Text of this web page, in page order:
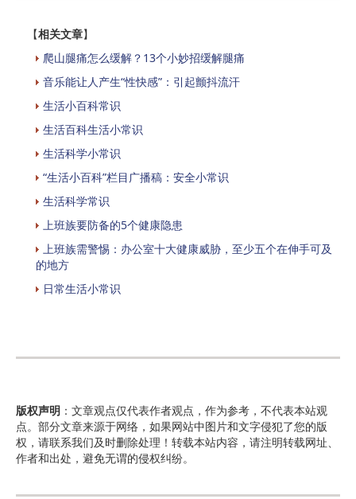
【相关文章】
爬山腿痛怎么缓解？13个小妙招缓解腿痛
音乐能让人产生“性快感”：引起颤抖流汗
生活小百科常识
生活百科生活小常识
生活科学小常识
“生活小百科”栏目广播稿：安全小常识
生活科学常识
上班族要防备的5个健康隐患
上班族需警惕：办公室十大健康威胁，至少五个在伸手可及
的地方
日常生活小常识
版权声明 ：文章观点仅代表作者观点，作为参考，不代表本站观
点。部分文章来源于网络，如果网站中图片和文字侵犯了您的版
权，请联系我们及时删除处理！转载本站内容，请注明转载网址、
作者和出处，避免无谓的侵权纠纷。